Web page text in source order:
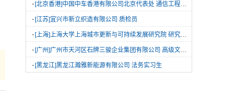
· [北京香港]中国中车香港有限公司北京代表处 通信工程实习生
· [江苏]宜兴市新立织造有限公司 质检员
· [上海]上海大学上海城市更新与可持续发展研究院 研究员|副研究员|助理研究员|实验师|博士后
· [广州]广州市天河区石牌三骏企业集团有限公司 高级文秘|助理
· [黑龙江]黑龙江瀚雅新能源有限公司 法务实习生